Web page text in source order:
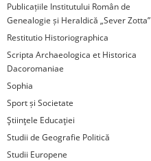
Publicațiile Institutului Român de
Genealogie și Heraldică „Sever Zotta”
Restitutio Historiographica
Scripta Archaeologica et Historica
Dacoromaniae
Sophia
Sport și Societate
Ştiinţele Educaţiei
Studii de Geografie Politică
Studii Europene